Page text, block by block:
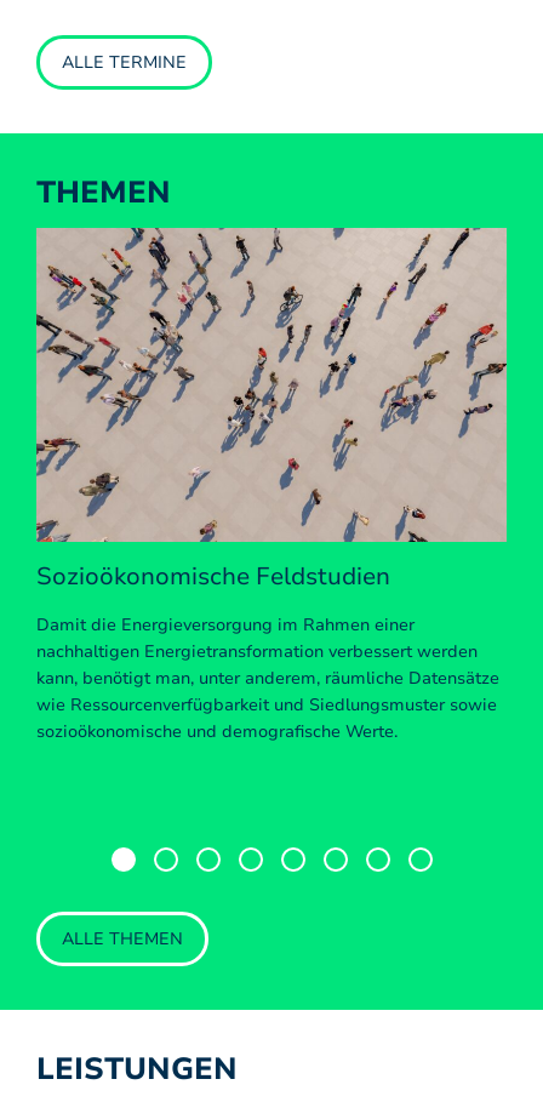
ALLE TERMINE
THEMEN
Sozioökonomische Feldstudien
Damit die Energieversorgung im Rahmen einer
nachhaltigen Energietransformation verbessert werden
kann, benötigt man, unter anderem, räumliche Datensätze
wie Ressourcenverfügbarkeit und Siedlungsmuster sowie
sozioökonomische und demografische Werte.
ALLE THEMEN
LEISTUNGEN